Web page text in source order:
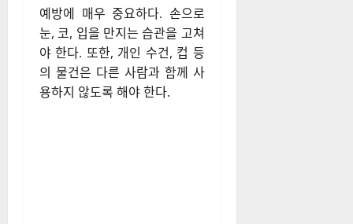
예방에 매우 중요하다. 손으로
눈, 코, 입을 만지는 습관을 고쳐
야 한다. 또한, 개인 수건, 컵 등
의 물건은 다른 사람과 함께 사
용하지 않도록 해야 한다.